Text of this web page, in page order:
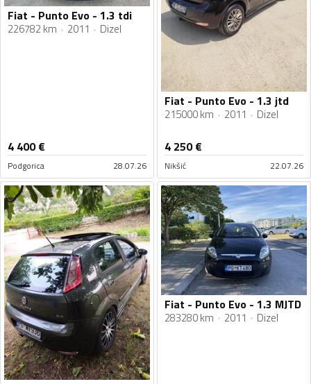
Fiat - Punto Evo - 1.3 tdi
226782 km 2011 Dizel
4 400€
Podgorica 28.07.26
Fiat - Punto Evo - 1.3 jtd
215000 km 2011 Dizel
4 250€
Nikšić 22.07.26
Fiat - Punto Evo - 1.3 MJTD
283280 km 2011 Dizel